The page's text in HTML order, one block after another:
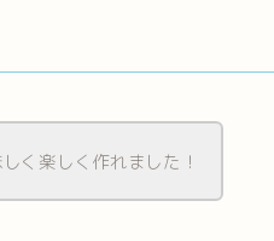
く楽しく作れました！